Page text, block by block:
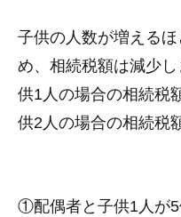
子供の人数が増える
め、相続税額は減少
供1人の場合の相続税
供2人の場合の相続税
①配偶者と子供1人が